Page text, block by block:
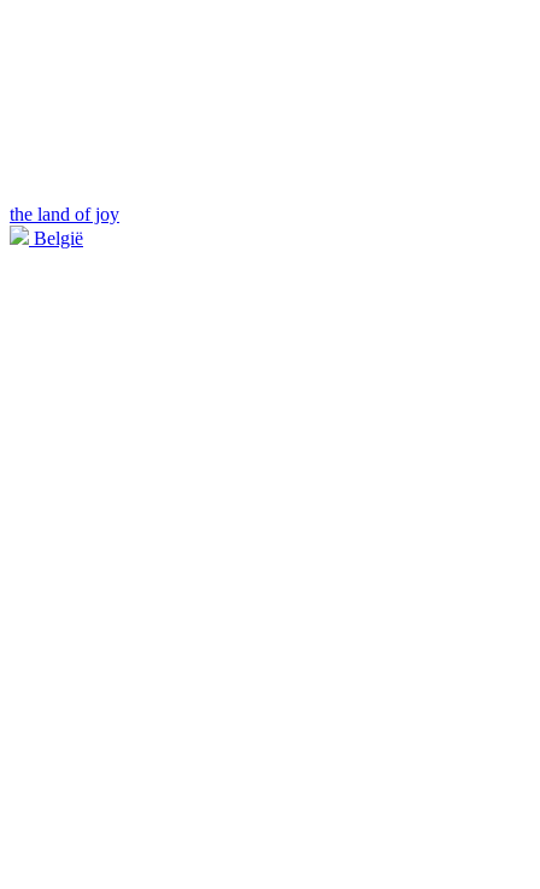
the land of joy
België